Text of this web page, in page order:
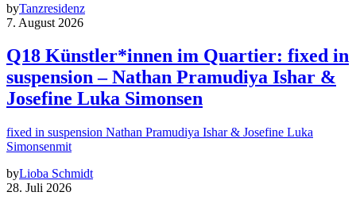
byTanzresidenz
7. August 2026
Q18 Künstler*innen im Quartier: fixed in
suspension – Nathan Pramudiya Ishar &
Josefine Luka Simonsen
fixed in suspension Nathan Pramudiya Ishar & Josefine Luka
Simonsenmit
byLioba Schmidt
28. Juli 2026